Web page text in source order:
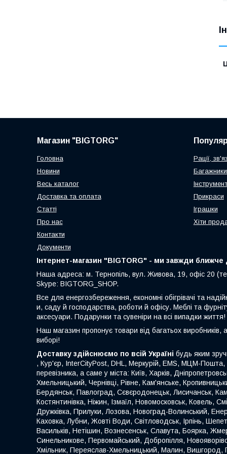
Магазин "BIGTORG"
Головна
Новини
Весь каталог
Доставка та оплата
Статті
Про нас
Контакти
Документи
Рації,
Прикраси
Іграшки
Хіти
Інтернет-магазин "BIGTORG" - ми завжди
Наша адреса: м. Тернопіль, вул. Живова, 19, офіс 20
Skype: BIGTORG_SHOP.
Все для енергозбереження, економні обігрівачі та
и, саду й господарства, роботи й офісу. Меблі та
аксесуари. Подарунки та сувеніри на всі випадки
Наш магазин пропонує товари від багатьох виробників,
виборі!
Доставку здійснюємо по всій Україні будь яким
, Кур'єр, InterCityPost, DHL, Меркурій, EMS, МЦМ-Пошта,
перевізника, а саме у міста: Київ, Харків,
Хмельницький, Чернівці, Рівне, Кам'янське,
Бердянськ, Павлоград, Сєвєродонецьк, Лисичанськ,
Костянтинівка, Ніжин, Ізмаїл, Новомосковськ, Ковель,
Дружківка, Прилуки, Лозова, Новоград-Волинський,
Каховка, Лубни, Жовті Води, Світловодськ, Ірпінь,
Васильків, Нетішин, Вознесенськ, Славута, Боярка,
Синельникове, Первомайський, Добропілля,
Хмільник, Переяслав-Хмельницький, Малин, Вишгород,